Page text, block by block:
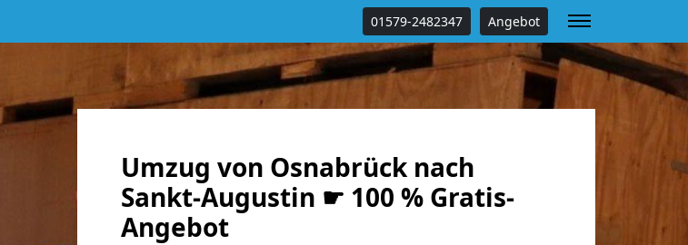
01579-2482347 Angebot
Umzug von Osnabrück nach
Sankt-Augustin ☛ 100 % Gratis-
Angebot